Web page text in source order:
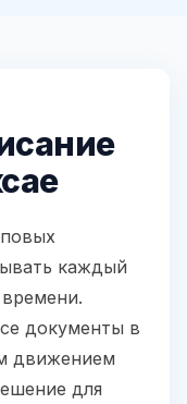
каждый
документы в
движением
для